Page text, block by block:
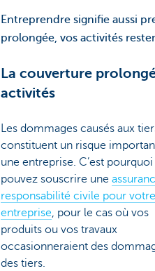
Entreprendre signifie aussi
prolongée, vos activités
La couverture
activités
Les dommages causés aux
constituent un risque
une entreprise. C’est
pouvez souscrire une
responsabilité civile pour votre
entreprise, pour le cas où vos
produits ou vos travaux
occasionneraient des
des tiers.